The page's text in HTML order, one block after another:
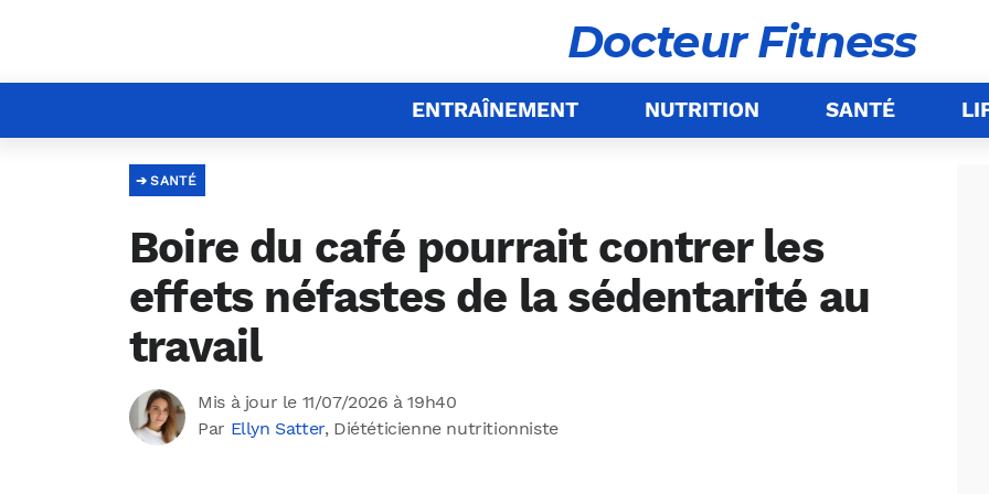
Docteur Fitness
ENTRAÎNEMENT NUTRITION SANTÉ
SANTÉ
Boire du café pourrait contrer les
effets néfastes de la sédentarité au
travail
Mis à jour le 11/07/2026 à 19h40
Par Ellyn Satter, Diététicienne nutritionniste